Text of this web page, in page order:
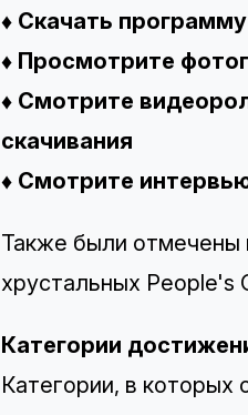
♦ Скачать
♦ Просмотрите
♦ Смотрите
скачивания
♦ Смотрите
Также были отмечены
хрустальных People's
Категории
Категории, в